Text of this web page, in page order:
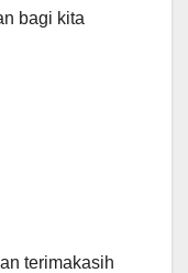
bagi kita
terimakasih